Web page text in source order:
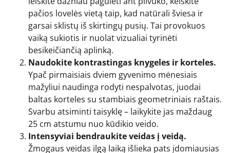
pačios lovelės vietą taip, kad natūrali šviesa ir
garsai sklistų iš skirtingų pusių. Tai provokuos
vaiką sukiotis ir nuolat vizualiai tyrinėti
besikeičiančią aplinką.
Naudokite kontrastingas knygeles ir korteles.
Ypač pirmaisiais dviem gyvenimo mėnesiais
mažyliui naudinga rodyti nespalvotas, juodai
baltas korteles su stambiais geometriniais raštais.
Svarbu atsiminti taisyklę – laikykite jas maždaug
25 cm atstumu nuo kūdikio veido.
Intensyviai bendraukite veidas į veidą.
Žmogaus veidas ilgą laiką išlieka pats įdomiausias